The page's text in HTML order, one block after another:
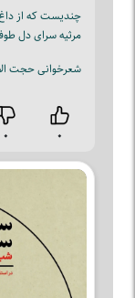
چندیست که از
مرثیه سرای دل
شعرخوانی حجت
۰ ۰